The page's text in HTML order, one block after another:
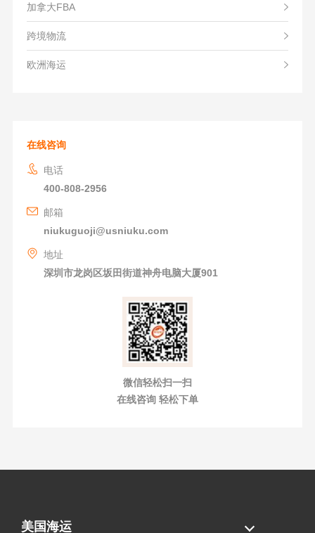
加拿大FBA
跨境物流
欧洲海运
在线咨询
电话
400-808-2956
邮箱
niukuguoji@usniuku.com
地址
深圳市龙岗区坂田街道神舟电脑大厦901
微信轻松扫一扫
在线咨询 轻松下单
美国海运